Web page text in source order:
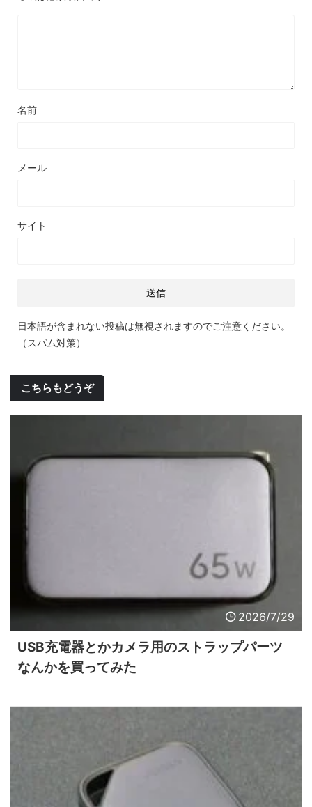
名前
メール
サイト
日本語が含まれない投稿は無視されますのでご注意ください。
（スパム対策）
こちらもどうぞ
2026/7/29
USB充電器とかカメラ用のストラップパーツ
なんかを買ってみた